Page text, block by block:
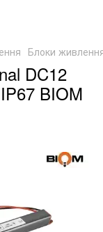
Блоки
DC12
BIOM